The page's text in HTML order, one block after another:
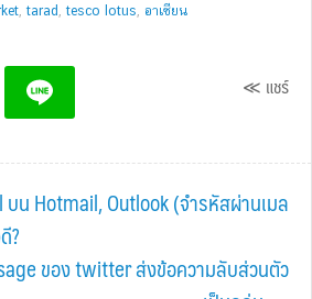
,tarad ,tesco lotus, อาเซียน
≪ แชร์
น Hotmail, Outlook (จำรหัสผ่านเมล
?
ของ twitter ส่งข้อความลับส่วนตัว